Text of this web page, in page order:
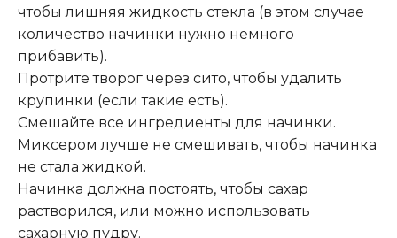
чтобы лишняя жидкость стекла (в этом случае
количество начинки нужно немного
прибавить).
Протрите творог через сито, чтобы удалить
крупинки (если такие есть).
Смешайте все ингредиенты для начинки.
Миксером лучше не смешивать, чтобы начинка
не стала жидкой.
Начинка должна постоять, чтобы сахар
растворился, или можно использовать
сахарную пудру.